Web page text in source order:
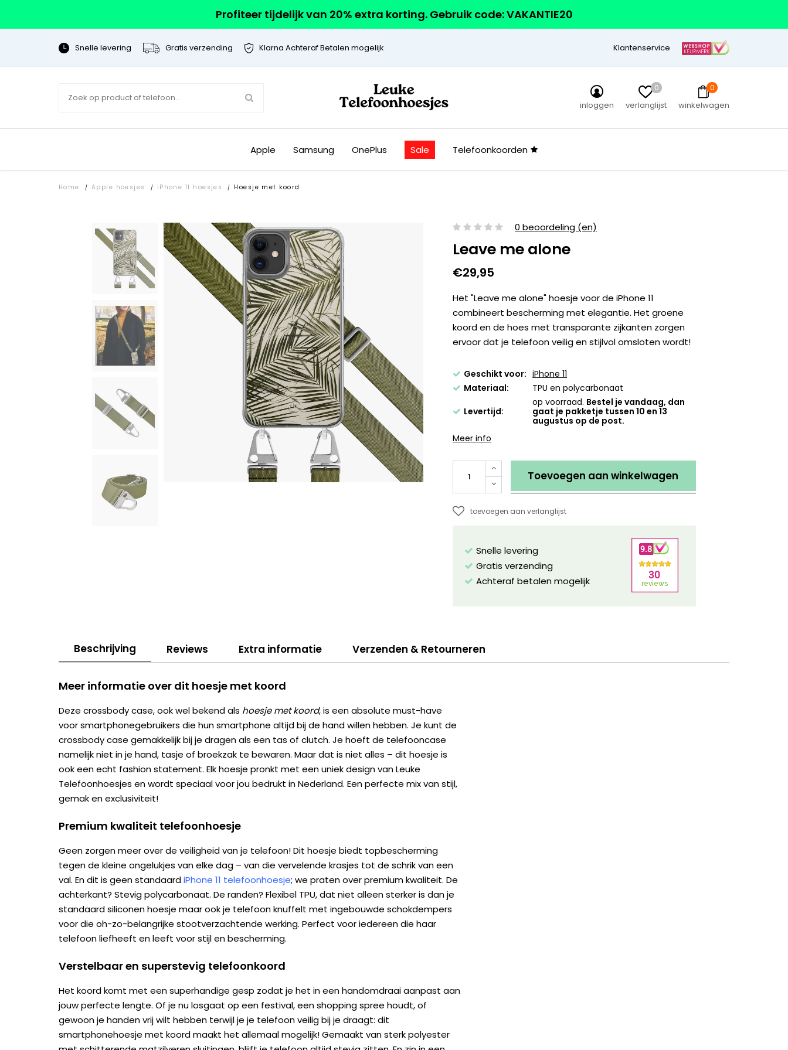
Profiteer tijdelijk van 20% extra korting. Gebruik code: VAKANTIE20
Snelle levering Gratis verzending Klarna Achteraf Betalen mogelijk Klantenservice
inloggen
0
verlanglijst
0
winkelwagen
Apple Samsung OnePlus Sale Telefoonkoorden
Home / Apple hoesjes / iPhone 11 hoesjes / Hoesje met koord
0 beoordeling (en)
Leave me alone
€29,95
Het "Leave me alone" hoesje voor de iPhone 11
combineert bescherming met elegantie. Het groene
koord en de hoes met transparante zijkanten zorgen
ervoor dat je telefoon veilig en stijlvol omsloten wordt!
Geschikt voor: iPhone 11
Materiaal:
TPU en polycarbonaat
Levertijd:
op voorraad. Bestel je vandaag, dan
gaat je pakketje tussen 10 en 13
augustus op de post.
Meer info
Toevoegen aan winkelwagen
toevoegen aan verlanglijst
Snelle levering
Gratis verzending
Achteraf betalen mogelijk
Beschrijving Reviews Extra informatie Verzenden & Retourneren
Meer informatie over dit hoesje met koord
Deze crossbody case, ook wel bekend als hoesje met koord, is een absolute must-have
voor smartphonegebruikers die hun smartphone altijd bij de hand willen hebben. Je kunt de
crossbody case gemakkelijk bij je dragen als een tas of clutch. Je hoeft de telefooncase
namelijk niet in je hand, tasje of broekzak te bewaren. Maar dat is niet alles – dit hoesje is
ook een echt fashion statement. Elk hoesje pronkt met een uniek design van Leuke
Telefoonhoesjes en wordt speciaal voor jou bedrukt in Nederland. Een perfecte mix van stijl,
gemak en exclusiviteit!
Premium kwaliteit telefoonhoesje
Geen zorgen meer over de veiligheid van je telefoon! Dit hoesje biedt topbescherming
tegen de kleine ongelukjes van elke dag – van die vervelende krasjes tot de schrik van een
val. En dit is geen standaardiPhone 11 telefoonhoesje; we praten over premium kwaliteit. De
achterkant? Stevig polycarbonaat. De randen? Flexibel TPU, dat niet alleen sterker is dan je
standaard siliconen hoesje maar ook je telefoon knuffelt met ingebouwde schokdempers
voor die oh-zo-belangrijke stootverzachtende werking. Perfect voor iedereen die haar
telefoon liefheeft en leeft voor stijl en bescherming.
Verstelbaar en superstevig telefoonkoord
Het koord komt met een superhandige gesp zodat je het in een handomdraai aanpast aan
jouw perfecte lengte. Of je nu losgaat op een festival, een shopping spree houdt, of
gewoon je handen vrij wilt hebben terwijl je je telefoon veilig bij je draagt: dit
smartphonehoesje met koord maakt het allemaal mogelijk! Gemaakt van sterk polyester